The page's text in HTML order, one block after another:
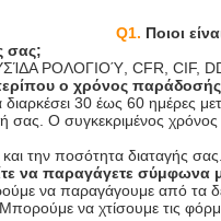
Ποιοι
σας;
ΡΟΛΟΓΙΟΎ, CFR, CIF,
ο χρόνος
διαρκέσει 30 έως 60 ημέρες
σας. Ο συγκεκριμένος
και την ποσότητα διαταγής σας.
να παραγάγετε σύμφωνα
να παραγάγουμε από τα
να χτίσουμε τις